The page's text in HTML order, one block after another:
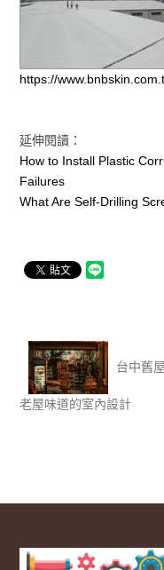
https://
延伸閱讀：
How to Install Plastic
Failures​
What Are Self-Drilling
台中舊
老屋味道的室內設計‎